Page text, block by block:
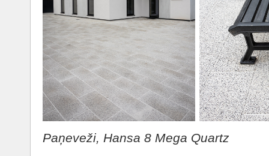
Paņeveži, Hansa 8 Mega Quartz